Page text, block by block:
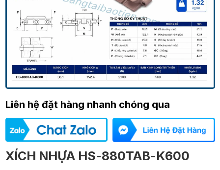
Liên hệ đặt hàng nhanh chóng qua
XÍCH NHỰA HS-880TAB-K600